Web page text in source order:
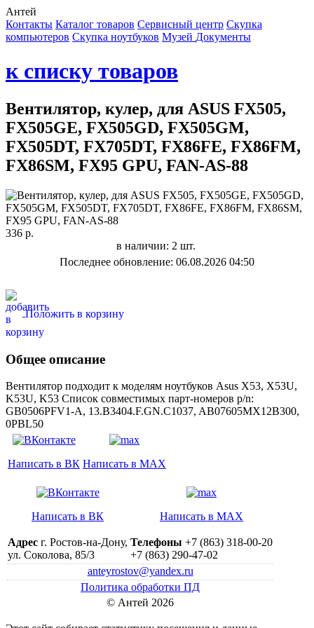
Антей
Контакты Каталог товаров Сервисный центр Cкупка
компьютеров Cкупка ноутбуков Музей Документы
к списку товаров
Вентилятор, кулер, для ASUS FX505,
FX505GE, FX505GD, FX505GM,
FX505DT, FX705DT, FX86FE, FX86FM,
FX86SM, FX95 GPU, FAN-AS-88
336 р.
в наличии: 2 шт.
Последнее обновление: 06.08.2026 04:50
Положить в корзину
Общее описание
Вентилятор подходит к моделям ноутбуков Asus X53, X53U,
K53U, K53 Список совместимых парт-номеров p/n:
GB0506PFV1-A, 13.B3404.F.GN.C1037, AB07605MX12B300,
0PBL50
Написать в ВК Написать в MAX
Написать в ВК Написать в MAX
Адрес г. Ростов-на-Дону,
ул. Соколова, 85/3
Телефоны +7 (863) 318-00-20
+7 (863) 290-47-02
anteyrostov@yandex.ru
Политика обработки ПД
© Антей 2026